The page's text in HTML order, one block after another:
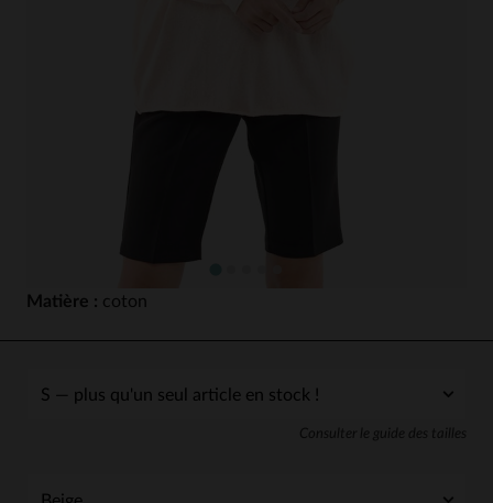
Matière : coton
Consulter le guide des tailles